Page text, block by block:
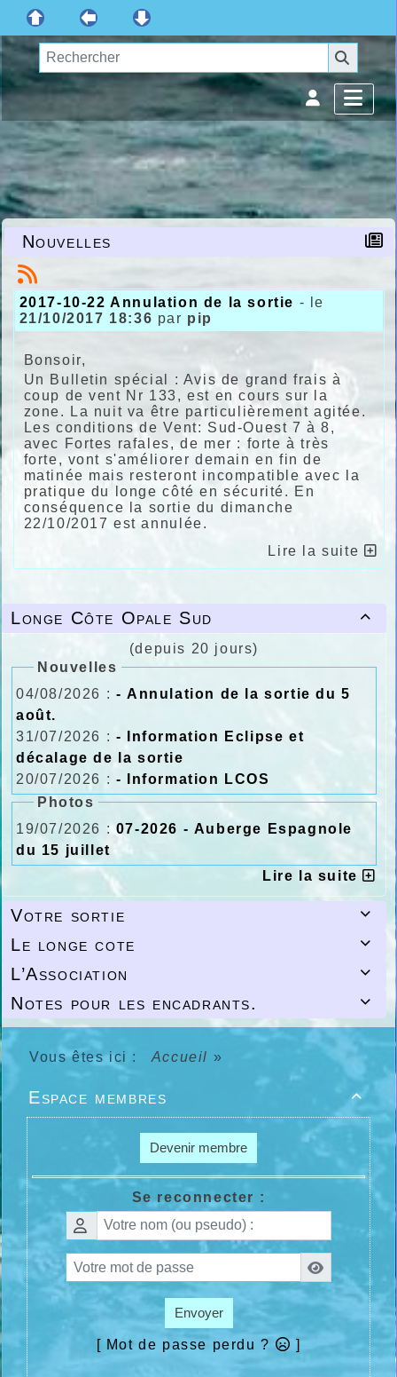

Longe Côte Opale Sud
(depuis 20 jours)
Nouvelles
04/08/2026 : - Annulation de la sortie du 5
août.
31/07/2026 : - Information Eclipse et
décalage de la sortie
20/07/2026 : - Information LCOS
Photos
19/07/2026 :07-2026 - Auberge Espagnole
du 15 juillet
Lire la suite

Votre sortie

Le longe cote

L’Association

Notes pour les encadrants.
Nouvelles
2017-10-22 Annulation de la sortie - le
21/10/2017 18:36 par pip
Bonsoir,
Un Bulletin spécial : Avis de grand frais à
coup de vent Nr 133, est en cours sur la
zone. La nuit va être particulièrement agitée.
Les conditions de Vent: Sud-Ouest 7 à 8,
avec Fortes rafales, de mer : forte à très
forte, vont s'améliorer demain en fin de
matinée mais resteront incompatible avec la
pratique du longe côté en sécurité. En
conséquence la sortie du dimanche
22/10/2017 est annulée.
Lire la suite
Vous êtes ici : Accueil »

Espace membres
Devenir membre
Se reconnecter :
Envoyer
[ Mot de passe perdu ? ]